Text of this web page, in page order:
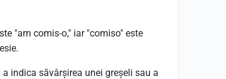
"am comis-o," iar "comiso" este
indica săvârșirea unei greșeli sau a